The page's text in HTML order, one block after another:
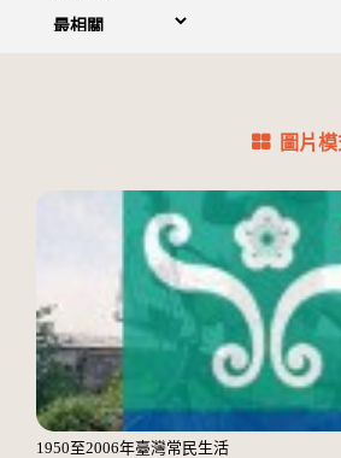
圖片
1950至2006年臺灣常民生活